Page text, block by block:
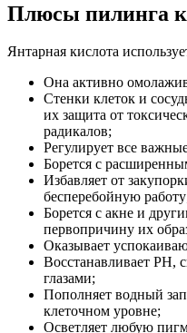
Плюсы пилинга
Янтарная кислота
Она активно
Стенки клеток и
их защита от
радикалов;
Регулирует все
Борется с
Избавляет от
бесперебойную
Борется с акне и
первопричину их
Оказывает
Восстанавливает РН,
глазами;
Пополняет водный
клеточном уровне;
Осветляет любую